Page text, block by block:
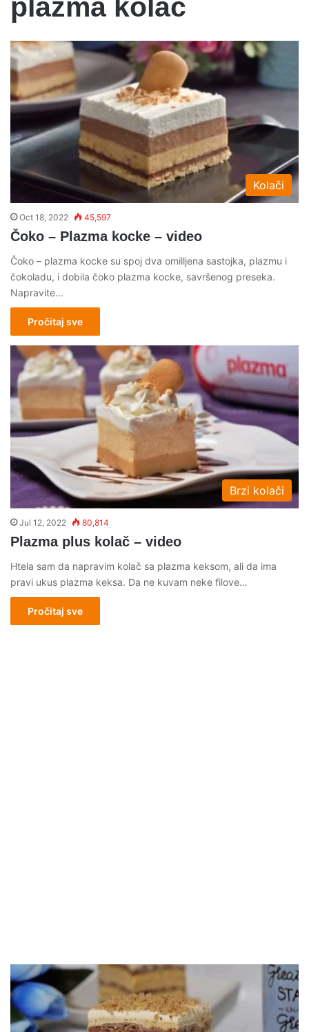
plazma kolac
Kolači
Oct 18, 2022 45,597
Čoko – Plazma kocke – video
Čoko – plazma kocke su spoj dva omilljena sastojka, plazmu i
čokoladu, i dobila čoko plazma kocke, savršenog preseka.
Napravite…
Pročitaj sve
Brzi kolači
Jul 12, 2022 80,814
Plazma plus kolač – video
Htela sam da napravim kolač sa plazma keksom, ali da ima
pravi ukus plazma keksa. Da ne kuvam neke filove…
Pročitaj sve